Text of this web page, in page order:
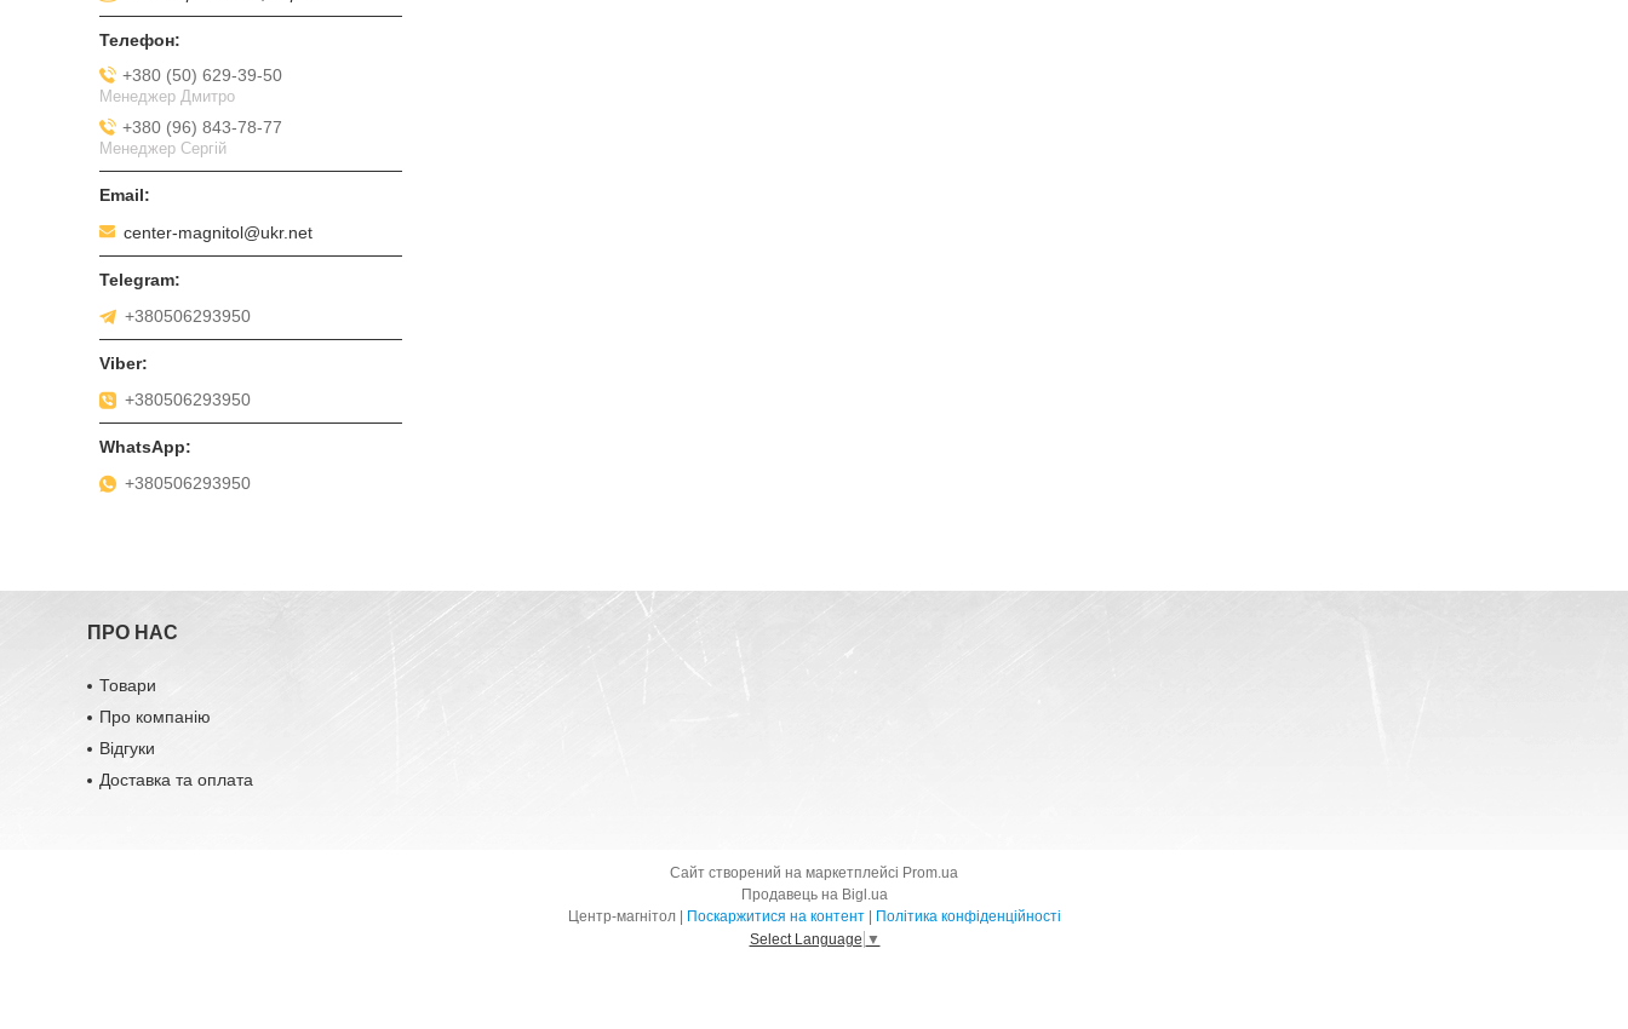
+380 (50) 629-39-50
Менеджер Дмитро
+380 (96) 843-78-77
Менеджер Сергій
center-magnitol@ukr.net
+380506293950
+380506293950
+380506293950
ПРО НАС
Товари
Про компанію
Відгуки
Доставка та оплата
Сайт створений на маркетплейсі Prom.ua
Продавець на Bigl.ua
Центр-магнітол | Поскаржитися на контент | Політика конфіденційності
Select Language ▼